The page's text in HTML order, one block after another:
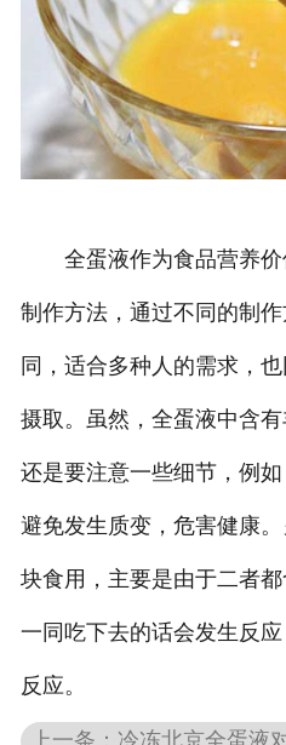
全蛋液作为食品营养价
制作方法，通过不同的制
同，适合多种人的需求，
摄取。虽然，全蛋液中含
还是要注意一些细节，例
避免发生质变，危害健康
块食用，主要是由于二者
一同吃下去的话会发生反
反应。